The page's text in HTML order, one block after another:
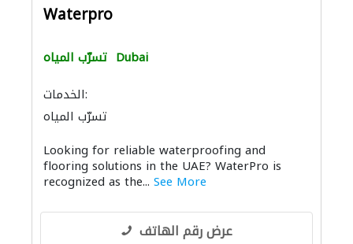
Waterpro
تسرّب المياه Dubai
الخدمات:
تسرّب المياه
Looking for reliable waterproofing and
flooring solutions in the UAE? WaterPro is
recognized as the... See More
عرض رقم الهاتف